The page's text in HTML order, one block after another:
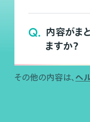
Q. 内容がま
ますか？
その他の内容は、 ヘ